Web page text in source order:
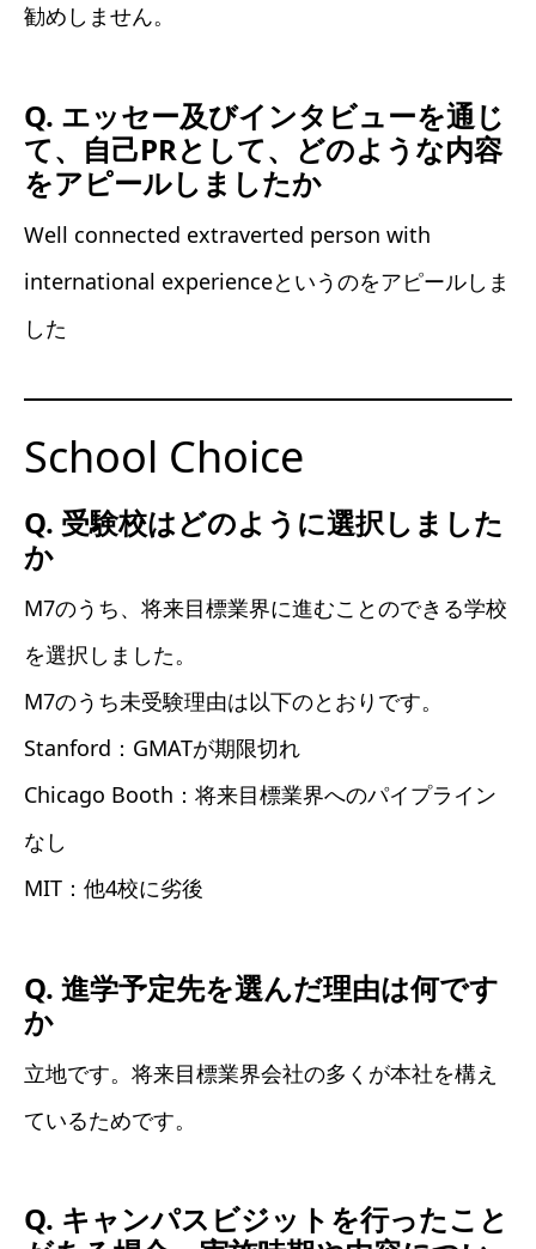
勧めしません。
Q. エッセー及びインタビューを通じ
て、自己PRとして、どのような内容
をアピールしましたか
Well connected extraverted person with
international experienceというのをアピールしま
した
School Choice
Q. 受験校はどのように選択しました
か
M7のうち、将来目標業界に進むことのできる学校
を選択しました。
M7のうち未受験理由は以下のとおりです。
Stanford：GMATが期限切れ
Chicago Booth：将来目標業界へのパイプライン
なし
MIT：他4校に劣後
Q. 進学予定先を選んだ理由は何です
か
立地です。将来目標業界会社の多くが本社を構え
ているためです。
Q. キャンパスビジットを行ったこと